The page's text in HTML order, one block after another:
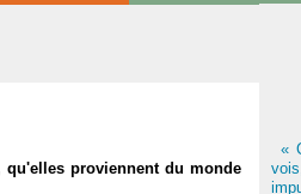
proviennent du monde
«